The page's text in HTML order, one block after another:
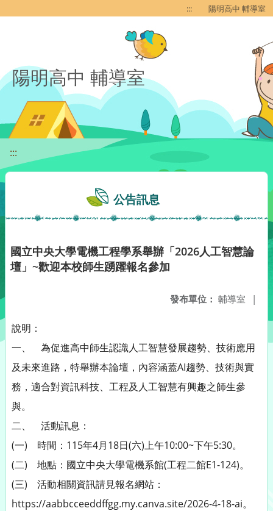
::: 陽明高中 輔導室
陽明高中 輔導室
:::
公告訊息
國立中央大學電機工程學系舉辦「2026人工智慧論
壇」~歡迎本校師生踴躍報名參加
發布單位： 輔導室 |
說明：
一、 為促進高中師生認識人工智慧發展趨勢、技術應用
及未來進路，特舉辦本論壇，內容涵蓋AI趨勢、技術與實
務，適合對資訊科技、工程及人工智慧有興趣之師生參
與。
二、 活動訊息：
(一) 時間：115年4月18日(六)上午10:00~下午5:30。
(二) 地點：國立中央大學電機系館(工程二館E1-124)。
(三) 活動相關資訊請見報名網站：
https://aabbcceeddffgg.my.canva.site/2026-4-18-ai。